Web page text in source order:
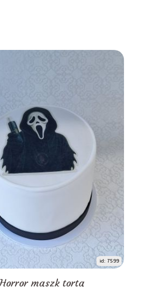
id: 7599
Horror maszk torta